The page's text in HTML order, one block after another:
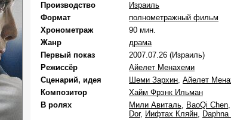
Производство
Израиль
Формат
полнометражный фильм
Хронометраж
90 мин.
Жанр
драма
Первый показ
2007.07.26 (Израиль)
Режиссёр
Айелет Менахеми
Сценарий, идея
Шеми Зархин, Айелет
Композитор
Хайм Фрэнк Ильман
В ролях
Мили Авиталь, BaoQi Chen,
Dor, Иифтах Кляйн,